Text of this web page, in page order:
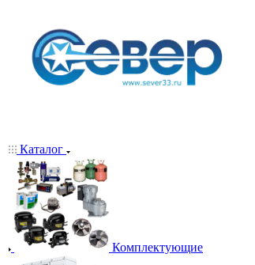
Каталог
Комплектующие